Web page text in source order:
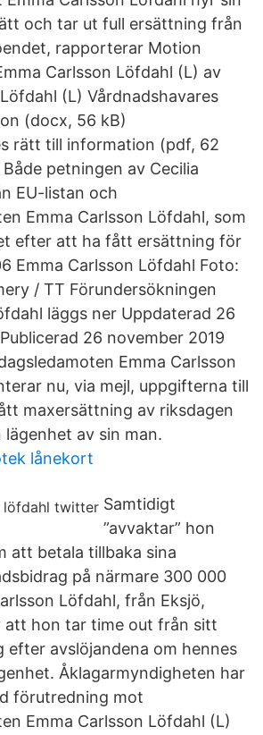
och tar ut full ersättning från
rapporterar Motion
Carlsson Löfdahl (L) av
(L) Vårdnadshavares
(docx, 56 kB)
rätt till information (pdf, 62
petningen av Cecilia
EU-listan och
Emma Carlsson Löfdahl, som
efter att ha fått ersättning för
Emma Carlsson Löfdahl Foto:
/ TT Förundersökningen
läggs ner Uppdaterad 26
26 november 2019
Emma Carlsson
nu, via mejl, uppgifterna till
maxersättning av riksdagen
av sin man.
lånekort
Samtidigt
”avvaktar” hon
att betala tillbaka sina
på närmare 300 000
Löfdahl, från Eksjö,
att hon tar time out från sitt
efter avslöjandena om hennes
Åklagarmyndigheten har
förutredning mot
Emma Carlsson Löfdahl (L)